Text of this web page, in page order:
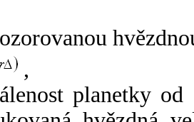
,
planetky od